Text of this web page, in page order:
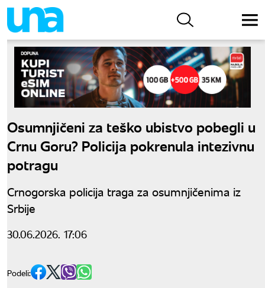
Osumnjičeni za teško ubistvo pobegli u
Crnu Goru? Policija pokrenula intezivnu
potragu
Crnogorska policija traga za osumnjičenima iz
Srbije
30.06.2026. 17:06
Podeli: